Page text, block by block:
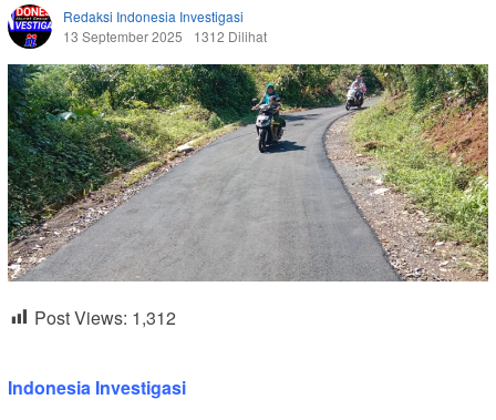
Redaksi Indonesia Investigasi
13 September 2025
1312 Dilihat
Post Views: 1,312
Indonesia Investigasi